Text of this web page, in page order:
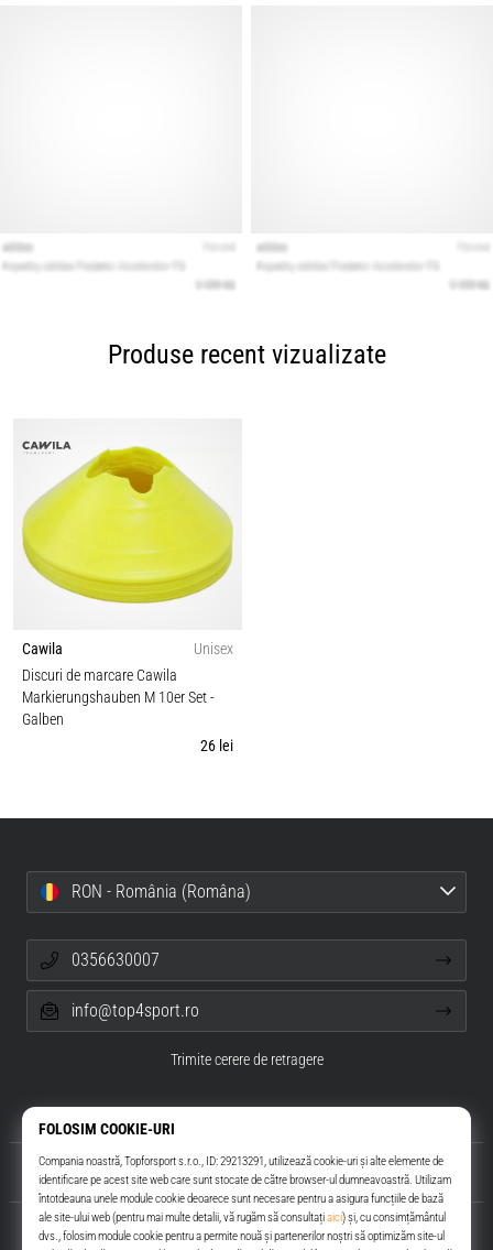
Produse recent vizualizate
Cawila
Unisex
Discuri de marcare Cawila
Markierungshauben M 10er Set-
Galben
26 lei
Despre noi
Servicii clienți
RON - România (Româna)
0356630007
info@top4sport.ro
Trimite cerere de retragere